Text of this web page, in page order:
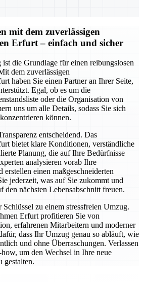
mit dem zuverlässigen
Erfurt – einfach und sicher
die Grundlage für einen reibungslosen
dem zuverlässigen
haben Sie einen Partner an Ihrer Seite,
Egal, ob es um die
oder die Organisation von
uns um alle Details, sodass Sie sich
können.
entscheidend. Das
bietet klare Konditionen, verständliche
Planung, die auf Ihre Bedürfnisse
analysieren vorab Ihre
einen maßgeschneiderten
jederzeit, was auf Sie zukommt und
den nächsten Lebensabschnitt freuen.
Schlüssel zu einem stressfreien Umzug.
Erfurt profitieren Sie von
erfahrenen Mitarbeitern und moderner
dass Ihr Umzug genau so abläuft, wie
und ohne Überraschungen. Verlassen
um den Wechsel in Ihre neue
gestalten.